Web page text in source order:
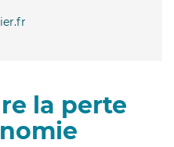
la perte